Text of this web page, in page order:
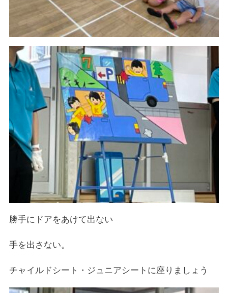
勝手にドアをあけて出ない
手を出さない。
チャイルドシート・ジュニアシートに座りましょう